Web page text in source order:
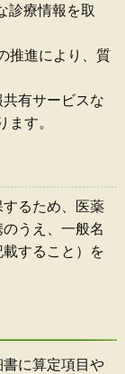
診療情報を取
推進により、質
有サービスな
ます。
るため、医薬
うえ、一般名
すること）を
に算定項目や